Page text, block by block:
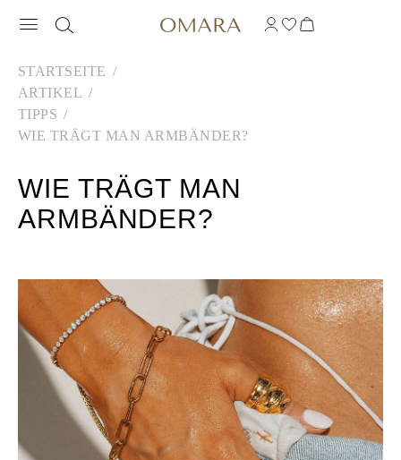
STARTSEITE
ARTIKEL
TIPPS
WIE TRÄGT MAN ARMBÄNDER?
WIE TRÄGT MAN
ARMBÄNDER?